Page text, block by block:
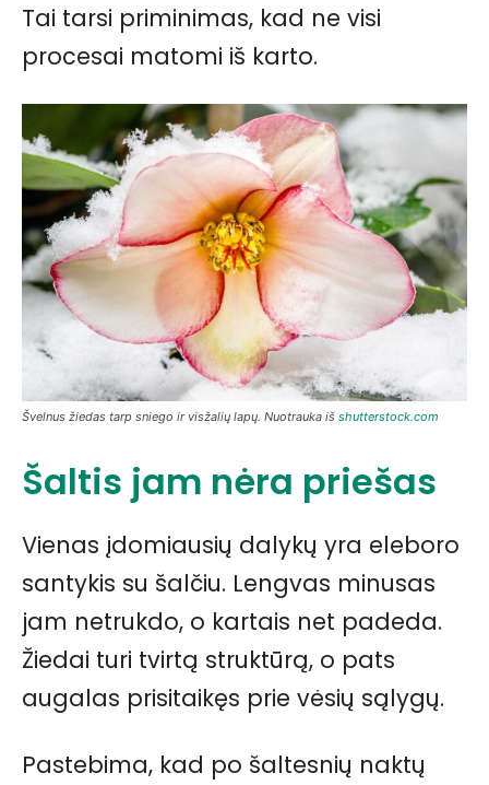
Tai tarsi priminimas, kad ne visi
procesai matomi iš karto.
Švelnus žiedas tarp sniego ir visžalių lapų. Nuotrauka iš shutterstock.com
Šaltis jam nėra priešas
Vienas įdomiausių dalykų yra eleboro
santykis su šalčiu. Lengvas minusas
jam netrukdo, o kartais net padeda.
Žiedai turi tvirtą struktūrą, o pats
augalas prisitaikęs prie vėsių sąlygų.
Pastebima, kad po šaltesnių naktų